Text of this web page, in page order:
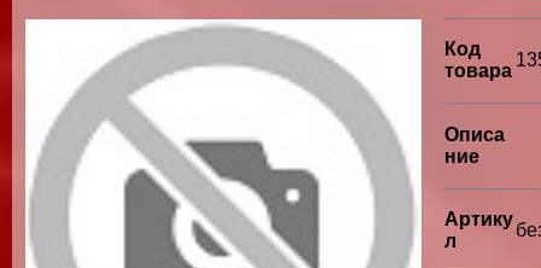
Код
товара
Описа
ние
Артику
л